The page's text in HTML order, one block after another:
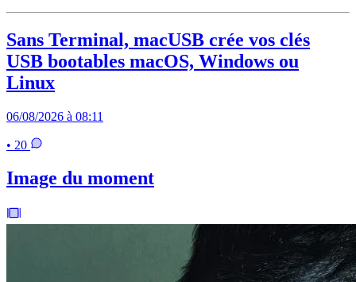
Sans Terminal, macUSB crée vos clés
USB bootables macOS, Windows ou
Linux
06/08/2026 à 08:11
• 20
Image du moment